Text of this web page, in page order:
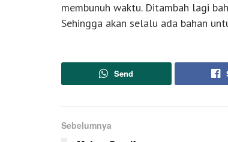
membunuh waktu. Ditambah lagi
Sehingga akan selalu ada bahan
Send
Sebelumnya